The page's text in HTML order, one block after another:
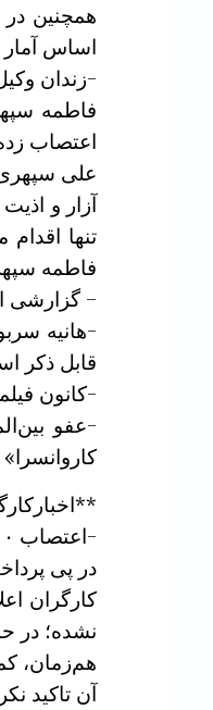
اساس آمار
-زندان وکیل‌آباد
اعتصاب
آزار و
تنها
فاطمه
– گزارشی
قابل ذکر
-کانون
-عفو
کاروانسرا»
-اعتصاب ۱۶۰۰ کارگر گروه ماشین‌سازی تبریز
در پی پرداخت نشدن حقوق
نشده؛ در
هم‌زمان،
آن تاکید